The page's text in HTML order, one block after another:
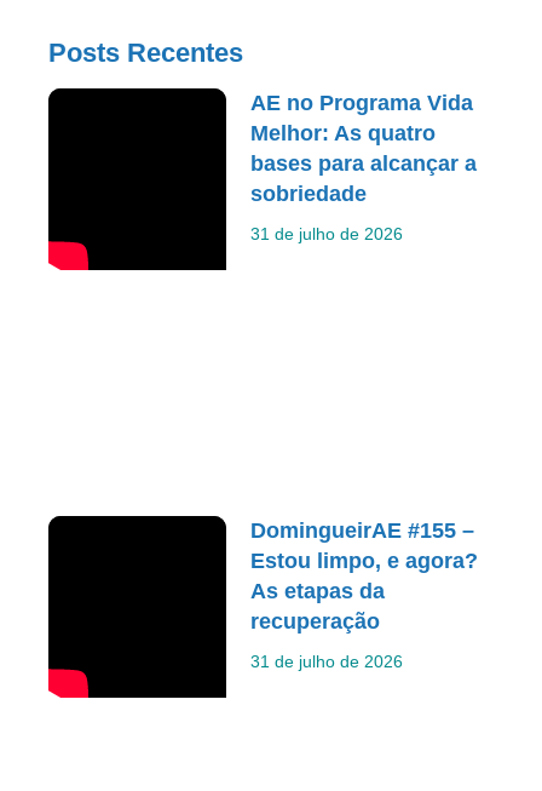
Posts Recentes
AE no Programa Vida
Melhor: As quatro
bases para alcançar a
sobriedade
31 de julho de 2026
DomingueirAE #155 –
Estou limpo, e agora?
As etapas da
recuperação
31 de julho de 2026